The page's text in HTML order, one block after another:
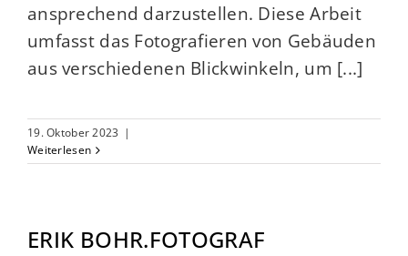
ansprechend darzustellen. Diese Arbeit
umfasst das Fotografieren von Gebäuden
aus verschiedenen Blickwinkeln, um [...]
19. Oktober 2023 |
Weiterlesen
ERIK BOHR.FOTOGRAF